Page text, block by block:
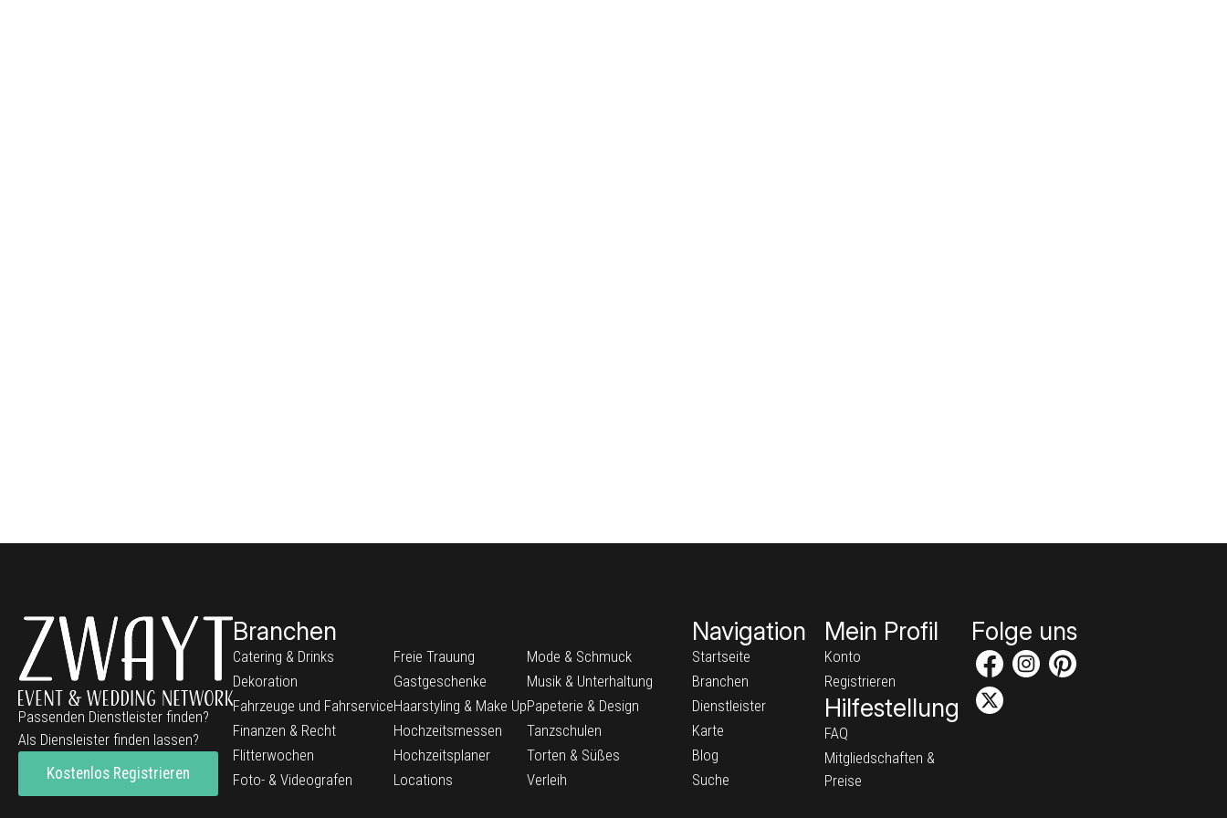
Passenden Dienstleister finden?
Als Diensleister finden lassen?
Kostenlos Registrieren
Branchen
Catering & Drinks
Dekoration
Fahrzeuge und Fahrservice
Finanzen & Recht
Flitterwochen
Foto- & Videografen
Freie Trauung
Gastgeschenke
Haarstyling & Make Up
Hochzeitsmessen
Hochzeitsplaner
Locations
Mode & Schmuck
Musik & Unterhaltung
Papeterie & Design
Tanzschulen
Torten & Süßes
Verleih
Navigation
Startseite
Branchen
Dienstleister
Karte
Blog
Suche
Mein Profil
Konto
Registrieren
Hilfestellung
FAQ
Mitgliedschaften &
Preise
Folge uns